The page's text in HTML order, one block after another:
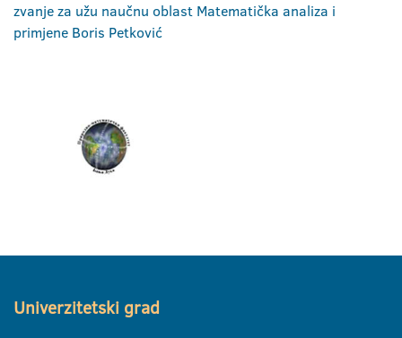
zvanje za užu naučnu oblast Matematička analiza i
primjene Boris Petković
Univerzitetski grad